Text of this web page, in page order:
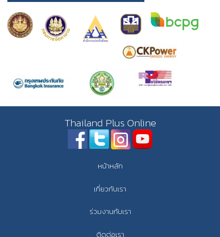
Thailand Plus Online
หน้าหลัก
เกี่ยวกับเรา
ร่วมงานกับเรา
ติดต่อเรา